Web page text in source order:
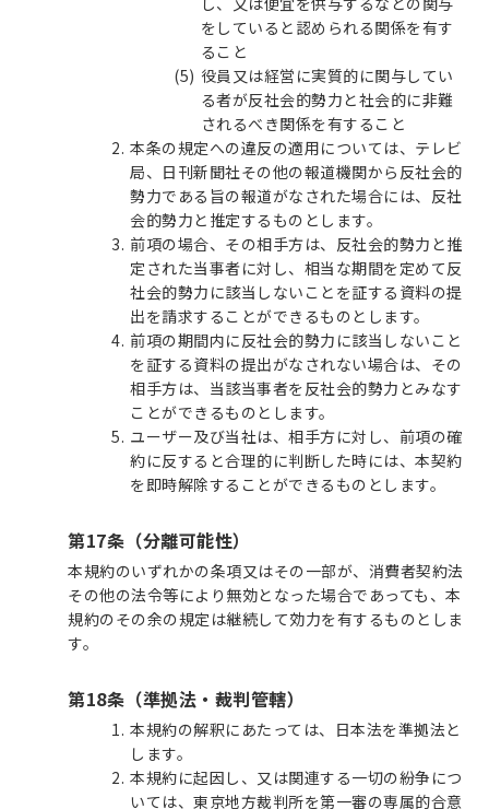
をしていると認められる関係を有す
ること
役員又は経営に実質的に関与してい
る者が反社会的勢力と社会的に非難
されるべき関係を有すること
本条の規定への違反の適用については、テレビ
局、日刊新聞社その他の報道機関から反社会的
勢力である旨の報道がなされた場合には、反社
会的勢力と推定するものとします。
前項の場合、その相手方は、反社会的勢力と推
定された当事者に対し、相当な期間を定めて反
社会的勢力に該当しないことを証する資料の提
出を請求することができるものとします。
前項の期間内に反社会的勢力に該当しないこと
を証する資料の提出がなされない場合は、その
相手方は、当該当事者を反社会的勢力とみなす
ことができるものとします。
ユーザー及び当社は、相手方に対し、前項の確
約に反すると合理的に判断した時には、本契約
を即時解除することができるものとします。
第17条（分離可能性）
本規約のいずれかの条項又はその一部が、消費者契約法
その他の法令等により無効となった場合であっても、本
規約のその余の規定は継続して効力を有するものとしま
す。
第18条（準拠法・裁判管轄）
本規約の解釈にあたっては、日本法を準拠法と
します。
本規約に起因し、又は関連する一切の紛争につ
いては、東京地方裁判所を第一審の専属的合意